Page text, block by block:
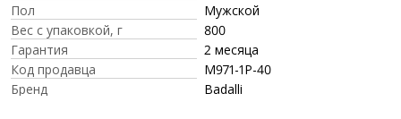
Пол
Мужской
Вес с упаковкой, г
800
Гарантия
2 месяца
Код продавца
M971-1P-40
Бренд
Badalli